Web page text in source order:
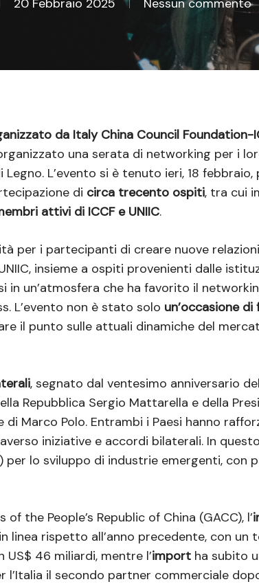
20 Febbraio 2025 Nessun commento
da Italy China Council Foundation-
una serata di networking per i
Legno. L’evento si è tenuto ieri, 18
di circa trecento ospiti, tra cui
attivi di ICCF e UNIIC.
per i partecipanti di creare nuove
insieme a ospiti provenienti dalle
un’atmosfera che ha favorito il
L’evento non è stato solo un’occasione
il punto sulle attuali dinamiche del
, segnato dal ventesimo anniversario
Repubblica Sergio Mattarella e della
Marco Polo. Entrambi i Paesi hanno
iniziative e accordi bilaterali. In
per lo sviluppo di industrie emergenti, con
the People’s Republic of China (GACC), l’
rispetto all’anno precedente, con un
46 miliardi, mentre l’import ha subito
l’Italia il secondo partner commerciale